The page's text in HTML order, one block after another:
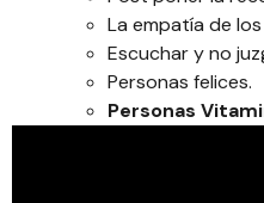
La empatía de
Escuchar y no
Personas felices.
Personas